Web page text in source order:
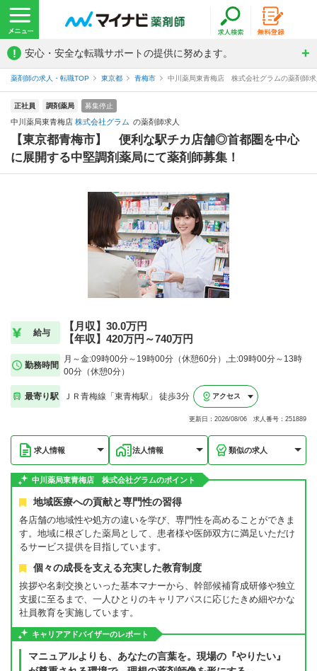
! 安心・安全な転職サポートの提供に努めます。
薬剤師の求人・転職TOP 東京都 青梅市 中川薬局東青梅店 株式会社グラムの薬剤師
正社員 調剤薬局 募集停止
中川薬局東青梅店 株式会社グラム の薬剤師求人
【東京都青梅市】 便利な駅チカ店舗◎首都圏を中心
に展開する中堅調剤薬局にて薬剤師募集！
給与
【月収】30.0万円
【年収】420万円～740万円
勤務時間
月～金:09時00分～19時00分（休憩60分）,土:09時00分～13時
00分（休憩0分）
最寄り駅 ＪＲ青梅線「東青梅駅」 徒歩3分 アクセス
更新日：2026/08/06 求人番号：251889
求人情報 法人情報 類似の求人
中川薬局東青梅店 株式会社グラムのポイント
地域医療への貢献と専門性の習得
各店舗の地域性や処方の違いを学び、専門性を高めることができま
す。地域に根ざした薬局として、患者様や医師双方に満足いただけ
るサービス提供を目指しています。
個々の成長を支える充実した教育制度
挨拶や名刺交換といった基本マナーから、幹部候補育成研修や独立
支援に至るまで、一人ひとりのキャリアパスに応じたきめ細やかな
社員教育を実施しています。
キャリアアドバイザーのレポート
マニュアルよりも、あなたの言葉を。現場の『やりたい』